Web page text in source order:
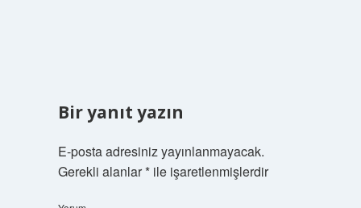
Bir yanıt yazın
E-posta adresiniz yayınlanmayacak.
Gerekli alanlar*ile işaretlenmişlerdir